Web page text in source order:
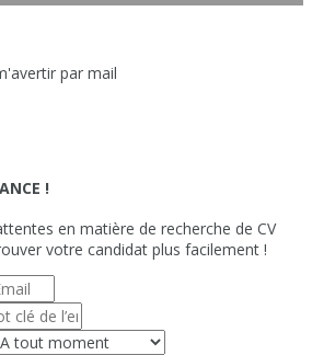
par mail
!
en matière de recherche de CV
votre candidat plus facilement !